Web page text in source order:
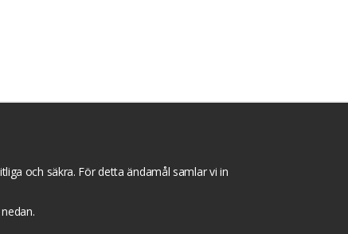
och säkra. För detta ändamål samlar vi in